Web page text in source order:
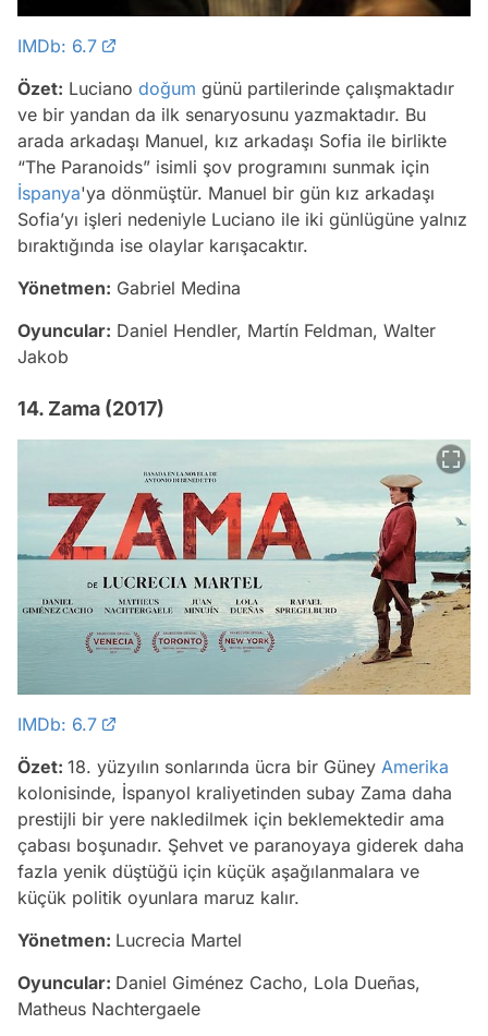
IMDb: 6.7
Özet: Luciano doğum günü partilerinde çalışmaktadır
ve bir yandan da ilk senaryosunu yazmaktadır. Bu
arada arkadaşı Manuel, kız arkadaşı Sofia ile birlikte
“The Paranoids” isimli şov programını sunmak için
İspanya'ya dönmüştür. Manuel bir gün kız arkadaşı
Sofia’yı işleri nedeniyle Luciano ile iki günlügüne yalnız
bıraktığında ise olaylar karışacaktır.
Yönetmen: Gabriel Medina
Oyuncular: Daniel Hendler, Martín Feldman, Walter
Jakob
14. Zama (2017)
IMDb: 6.7
Özet: 18. yüzyılın sonlarında ücra bir Güney Amerika
kolonisinde, İspanyol kraliyetinden subay Zama daha
prestijli bir yere nakledilmek için beklemektedir ama
çabası boşunadır. Şehvet ve paranoyaya giderek daha
fazla yenik düştüğü için küçük aşağılanmalara ve
küçük politik oyunlara maruz kalır.
Yönetmen: Lucrecia Martel
Oyuncular: Daniel Giménez Cacho, Lola Dueñas,
Matheus Nachtergaele